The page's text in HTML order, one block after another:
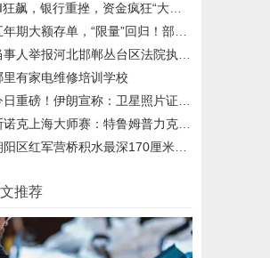
飙，银行重挫，资金疯狂“大挪移”
期大额存单，“限量”回归！部分银行已售罄
举报河北邯郸丛台区法院执行局长低俗骚扰并索贿，官方通报：不当言论通话录音确系其本人，已停职处理
里有家电维修培训学校
磅！伊朗宣称：卫星照片证实成功摧毁美军3架F-35A！特朗普被打的毫无招架之力
克上海大师赛：特鲁姆普力克威尔逊夺冠
区红军营桥积水最深170厘米，道路已恢复通行
推荐